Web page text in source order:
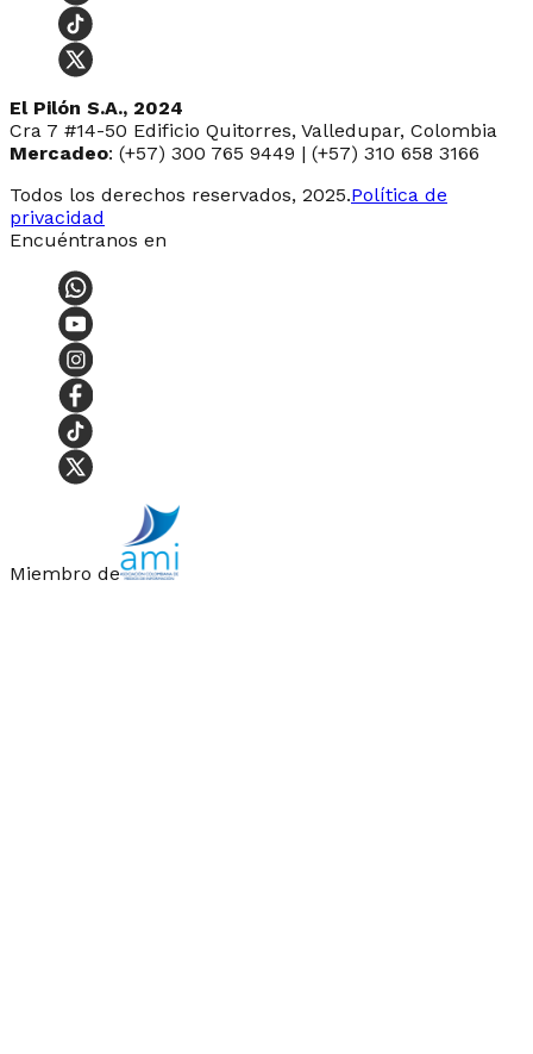
El Pilón S.A., 2024
Cra 7 #14-50 Edificio Quitorres, Valledupar, Colombia
Mercadeo: (+57) 300 765 9449 | (+57) 310 658 3166
Todos los derechos reservados, 2025.Política de
privacidad
Encuéntranos en
Miembro de